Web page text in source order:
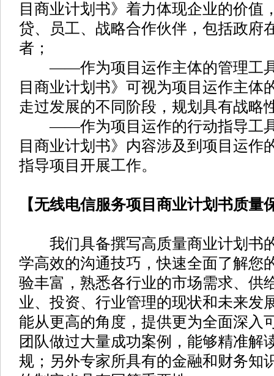
目商业计划书》着力体现企业的价值
贷、员工、战略合作伙伴，包括政府
者；
——作为项目运作主体的管理工具
目商业计划书》可视为项目运作主体
走过发展的不同阶段，规划具有战略
——作为项目运作的行动指导工具
目商业计划书》内容涉及到项目运作
指导项目开展工作。
【无线电信服务项目商业计划书质量
我们具备撰写高质量商业计划书
学高效的沟通技巧，快速全面了解您
验丰富，熟悉各行业的市场需求、供
业、投资、行业管理的现状和未来发
能从更高的角度，提供更为全面深入
团队做过大量成功案例，能够精准解
规；另外专家所具有的金融和财务知